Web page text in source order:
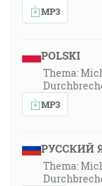
MP3
POLSKI
Thema:
MP3
РУССКИЙ
Thema: